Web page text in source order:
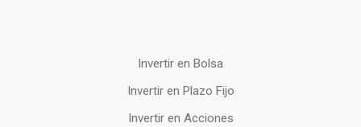
Invertir en Bolsa
Invertir en Plazo Fijo
Invertir en Acciones